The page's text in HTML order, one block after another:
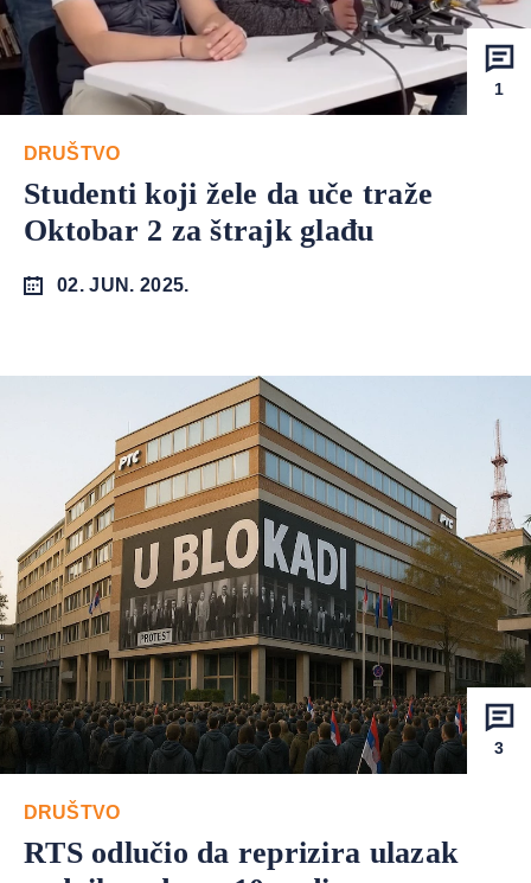
1
DRUŠTVO
Studenti koji žele da uče traže
Oktobar 2 za štrajk glađu
02. JUN. 2025.
3
DRUŠTVO
RTS odlučio da reprizira ulazak